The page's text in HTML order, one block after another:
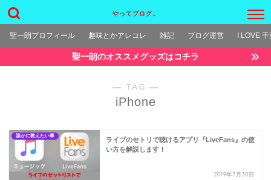
やってブログ。
聖一朗プロフィール 趣味とかアレコレ 雑記 ブログ運営 I LOVE
聖一朗のオススメグッズはコチラ
― TAG ―
iPhone
誰かに教えたい事
ライブのセトリで聴けるアプリ『LiveFans』の使
い方を解説します！
2019年7月30日